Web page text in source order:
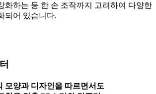
화하는 등 한 손 조작까지 고려하여 다양한
되어 있습니다.
모양과 디자인을 따르면서도